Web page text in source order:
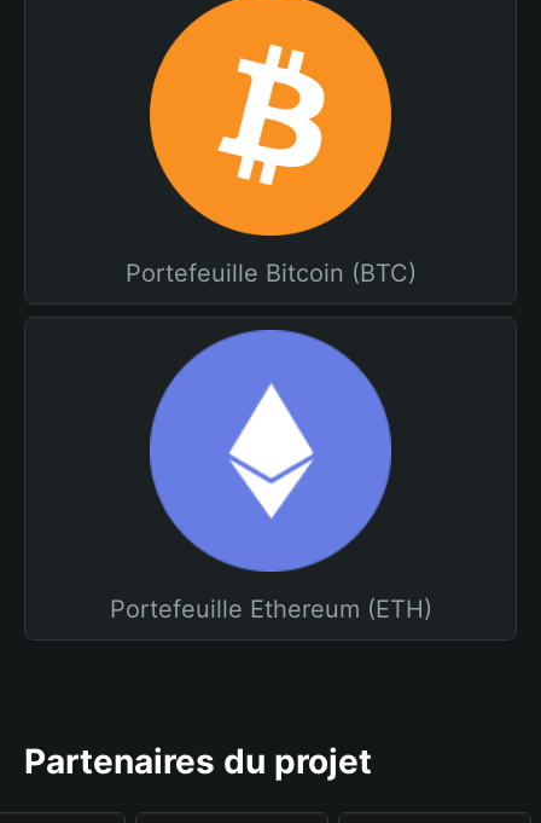
Portefeuille Bitcoin (BTC)
Portefeuille Ethereum (ETH)
Partenaires du projet